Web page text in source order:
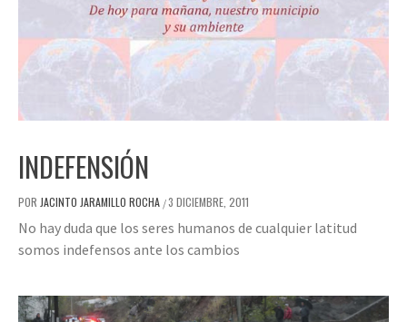
INDEFENSIÓN
POR JACINTO JARAMILLO ROCHA /3 DICIEMBRE, 2011
No hay duda que los seres humanos de cualquier latitud
somos indefensos ante los cambios